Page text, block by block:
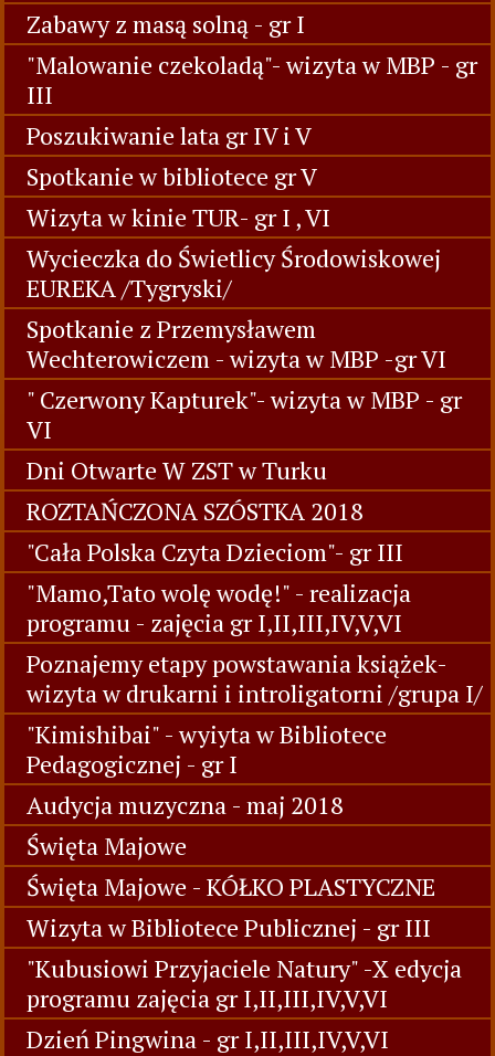
Zabawy z masą solną - gr I
"Malowanie czekoladą"- wizyta w MBP - gr
III
Poszukiwanie lata gr IV i V
Spotkanie w bibliotece gr V
Wizyta w kinie TUR- gr I , VI
Wycieczka do Świetlicy Środowiskowej
EUREKA /Tygryski/
Spotkanie z Przemysławem
Wechterowiczem - wizyta w MBP -gr VI
" Czerwony Kapturek"- wizyta w MBP - gr
VI
Dni Otwarte W ZST w Turku
ROZTAŃCZONA SZÓSTKA 2018
"Cała Polska Czyta Dzieciom"- gr III
"Mamo,Tato wolę wodę!" - realizacja
programu - zajęcia gr I,II,III,IV,V,VI
Poznajemy etapy powstawania książek-
wizyta w drukarni i introligatorni /grupa I/
"Kimishibai" - wyiyta w Bibliotece
Pedagogicznej - gr I
Audycja muzyczna - maj 2018
Święta Majowe
Święta Majowe - KÓŁKO PLASTYCZNE
Wizyta w Bibliotece Publicznej - gr III
"Kubusiowi Przyjaciele Natury" -X edycja
programu zajęcia gr I,II,III,IV,V,VI
Dzień Pingwina - gr I,II,III,IV,V,VI